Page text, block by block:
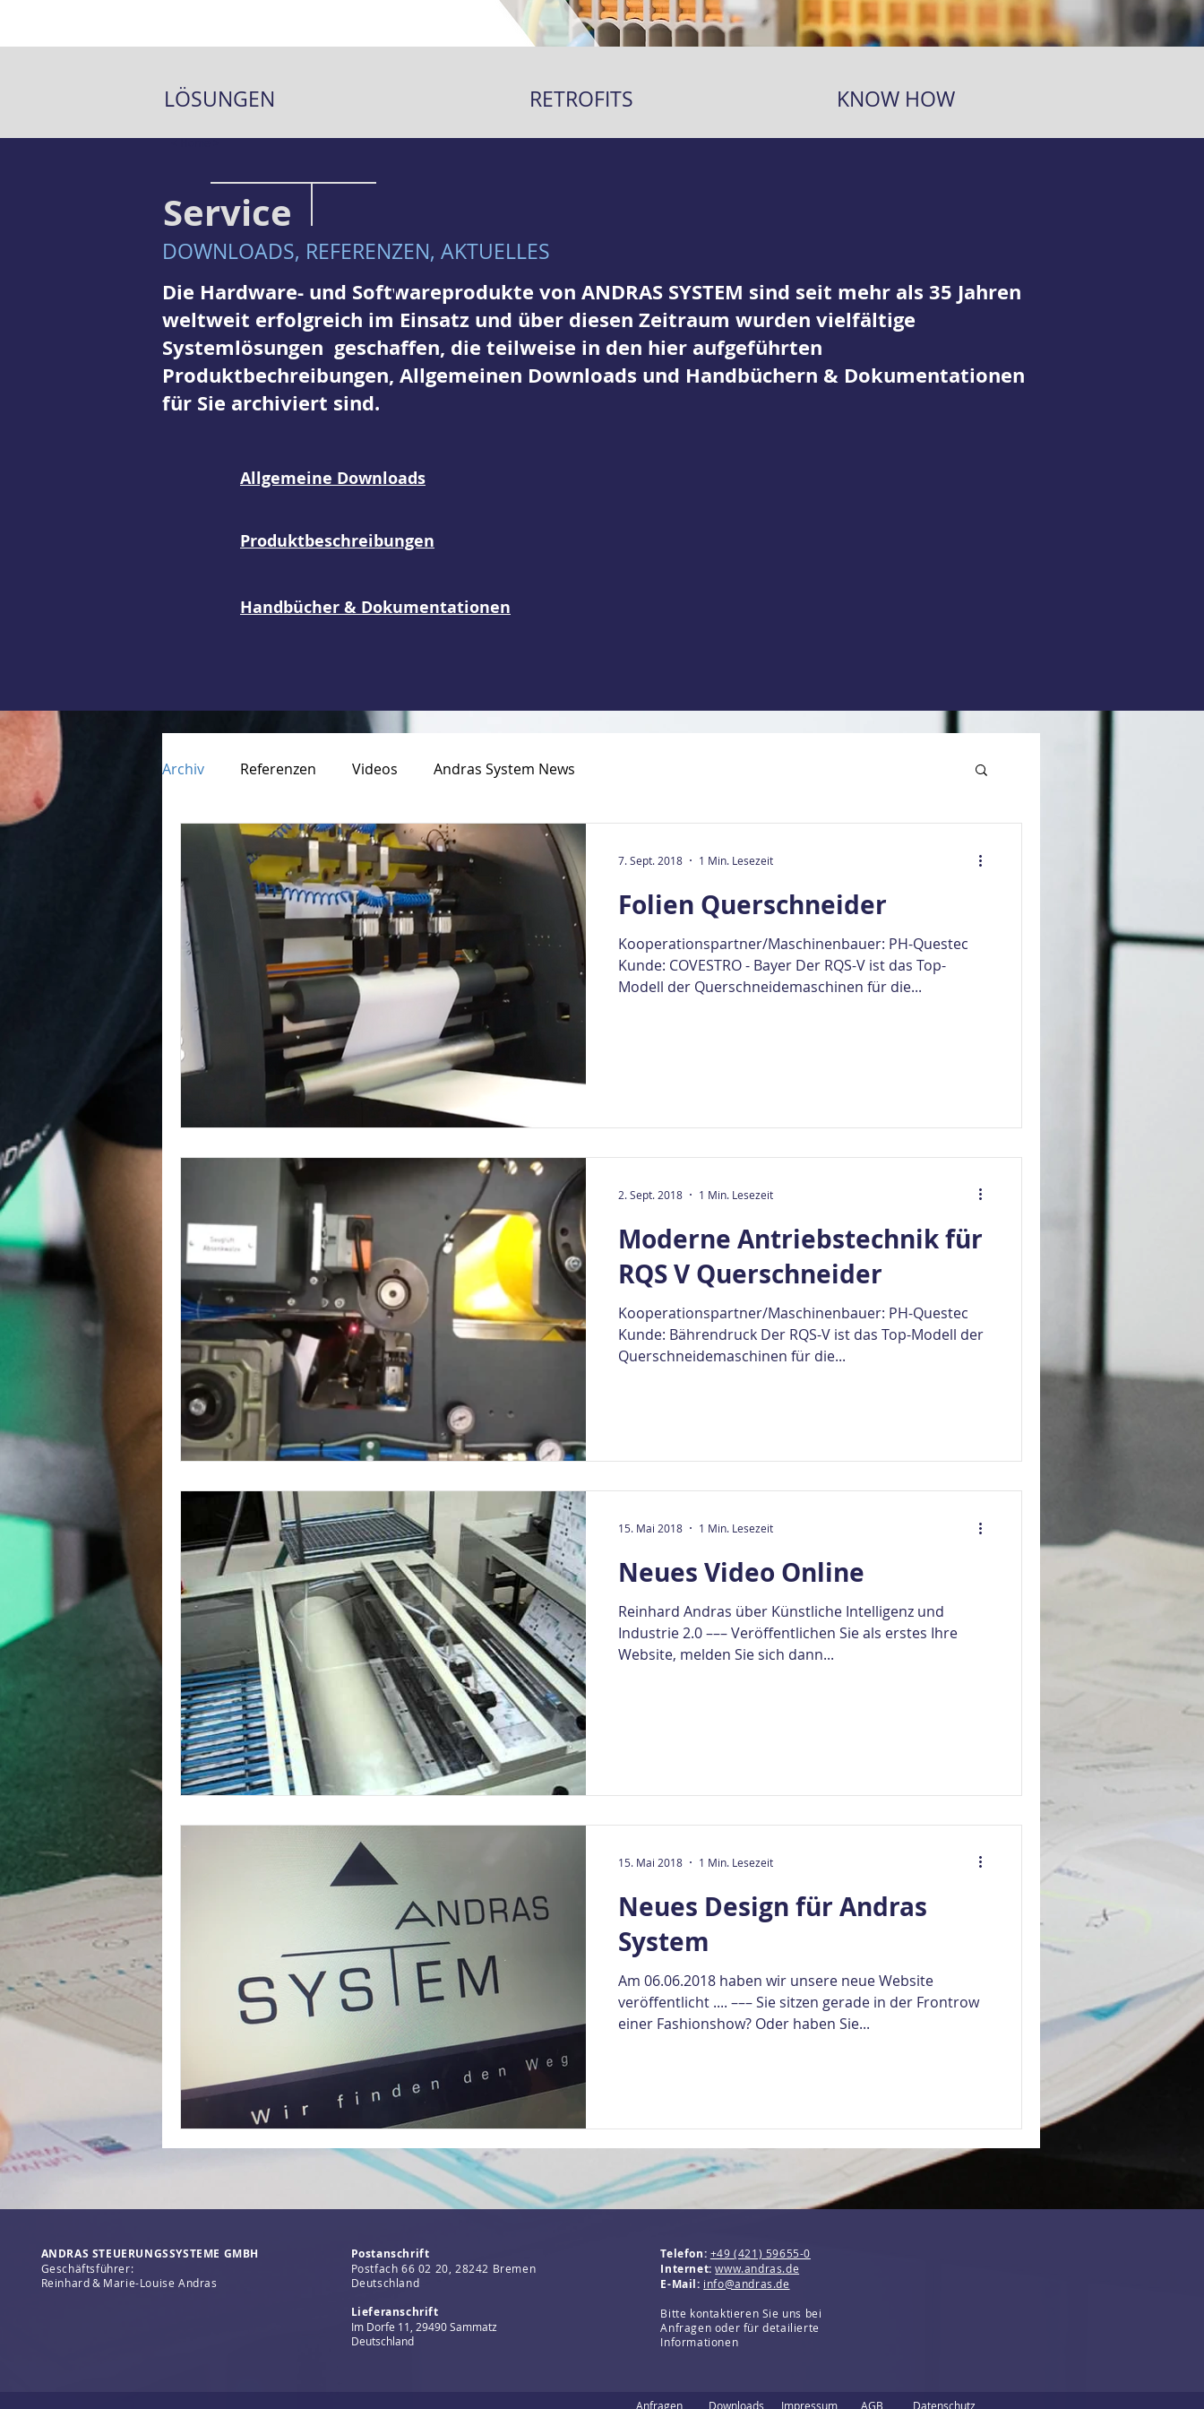
< Home >
Service
DOWNLOADS, REFERENZEN, AKTUELLES
Die Hardware- und Softwareprodukte von ANDRAS SYSTEM sind seit mehr als 35 Jahren
weltweit erfolgreich im Einsatz und über diesen Zeitraum wurden vielfältige
Systemlösungen geschaffen, die teilweise in den hier aufgeführten
Produktbechreibungen, Allgemeinen Downloads und Handbüchern & Dokumentationen
für Sie archiviert sind.
Allgemeine Downloads
Produktbeschreibungen
Handbücher & Dokumentationen
LÖSUNGEN RETROFITS KNOW HOW
Archiv Referenzen Videos Andras System News
Folien Querschneider
Kooperationspartner/Maschinenbauer: PH-Questec
Kunde: COVESTRO - Bayer Der RQS-V ist das Top-
Modell der Querschneidemaschinen für die...
7. Sept. 2018 1 Min. Lesezeit
Moderne Antriebstechnik für
RQS V Querschneider
Kooperationspartner/Maschinenbauer: PH-Questec
Kunde: Bährendruck Der RQS-V ist das Top-Modell der
Querschneidemaschinen für die...
2. Sept. 2018 1 Min. Lesezeit
Neues Video Online
Reinhard Andras über Künstliche Intelligenz und
Industrie 2.0 ––– Veröffentlichen Sie als erstes Ihre
Website, melden Sie sich dann...
15. Mai 2018 1 Min. Lesezeit
Neues Design für Andras
System
Am 06.06.2018 haben wir unsere neue Website
veröffentlicht .... ––– Sie sitzen gerade in der Frontrow
einer Fashionshow? Oder haben Sie...
15. Mai 2018 1 Min. Lesezeit
ANDRAS STEUERUNGSSYSTEME GMBH
Geschäftsführer:
Reinhard & Marie-Louise Andras
Postanschrift
Postfach 66 02 20, 28242 Bremen
Deutschland
Lieferanschrift
Im Dorfe 11, 29490 Sammatz
Deutschland
Telefon: +49 (421) 59655-0
Internet: www.andras.de
E-Mail: info@andras.de
Bitte kontaktieren Sie uns bei
Anfragen oder für detailierte
Informationen
Downloads Impressum AGB
Anfragen Datenschutz